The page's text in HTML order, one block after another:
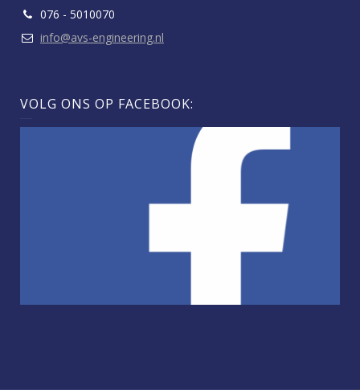
076 - 5010070
info@avs-engineering.nl
VOLG ONS OP FACEBOOK: